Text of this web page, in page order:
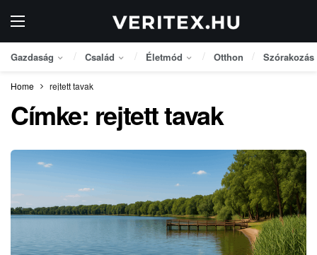
Gazdaság Család Életmód Otthon Szórakozás
Home rejtett tavak
Címke: rejtett tavak